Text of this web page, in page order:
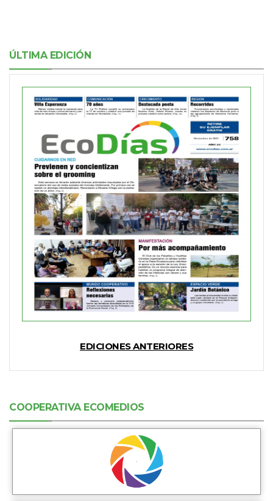
ÚLTIMA EDICIÓN
EDICIONES ANTERIORES
COOPERATIVA ECOMEDIOS